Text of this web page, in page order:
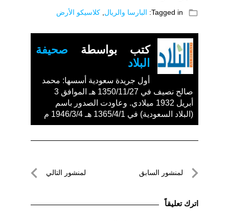
folder_open
Tagged in: البارسا والريال كلاسيكو الأرض
كتب بواسطة صحيفة
البلاد
أول جريدة سعودية أسسها: محمد
صالح نصيف في 1350/11/27 هـ الموافق 3
أبريل 1932 ميلادي. وعاودت الصدور باسم
(البلاد السعودية) في 1365/4/1 هـ 1946/3/4 م
تصفّحلمنشور السابق
السابق
لمنشور التالي
اترك تعليقاً